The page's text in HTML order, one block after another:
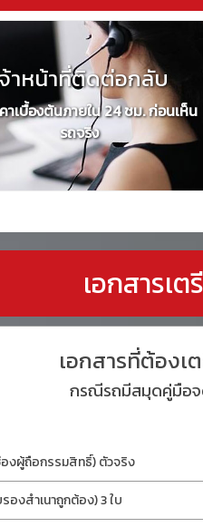
าหน้าที่ติดต่อกลับ
าเบื้องต้นภายใน 24 ชม. ก่อนเห็น
รถจริง
เอกสารเ
เอกสารที่ต้องเ
กรณีรถมีสมุดคู่มือจ
องผู้ถือกรรมสิทธิ์) ตัวจริง
องสำเนาถูกต้อง) 3 ใบ